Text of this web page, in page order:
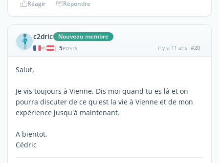
Réagir Répondre
c2dric Nouveau membre
| 5POSTS il y a 11 ans #20
Salut,
Je vis toujours à Vienne. Dis moi quand tu es là et on
pourra discuter de ce qu'est la vie à Vienne et de mon
expérience jusqu'à maintenant.
A bientot,
Cédric